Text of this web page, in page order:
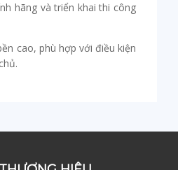
hãng và triển khai thi công
cao, phù hợp với điều kiện